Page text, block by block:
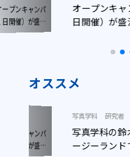
プンキャンパ
開催）が盛況
ました
オープンキャ
日開催）が
オススメ
プンキャンパ
開催）が盛況
写真学科 研究者
写真学科の
ージーラン